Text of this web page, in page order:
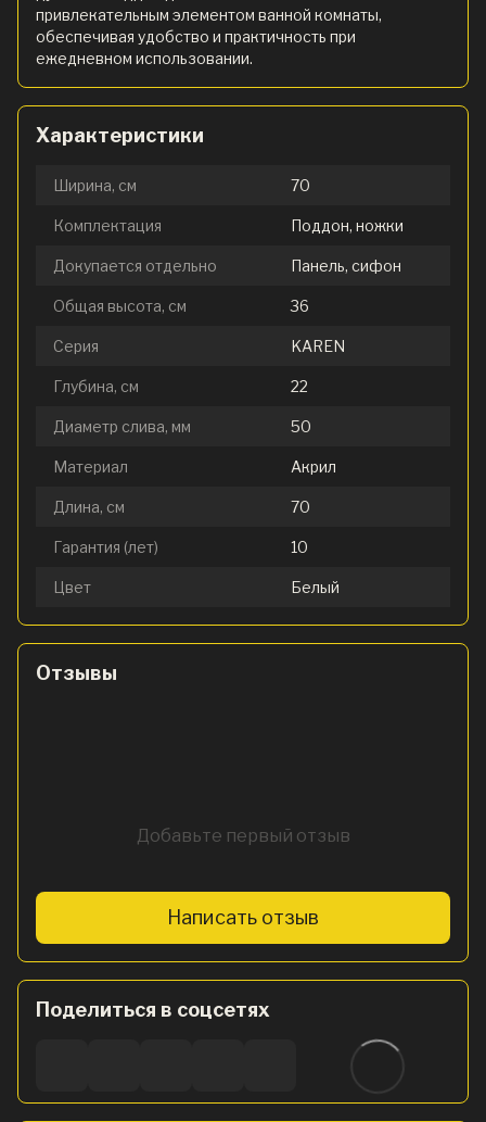
привлекательным элементом ванной комнаты,
обеспечивая удобство и практичность при
ежедневном использовании.
Характеристики
Ширина, см 70
Комплектация Поддон, ножки
Докупается отдельно Панель, сифон
Общая высота, см 36
Серия KAREN
Глубина, см 22
Диаметр слива, мм 50
Материал Акрил
Длина, см 70
Гарантия (лет) 10
Цвет Белый
Отзывы
Добавьте первый отзыв
Написать отзыв
Поделиться в соцсетях